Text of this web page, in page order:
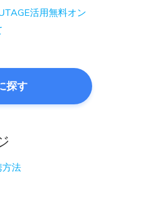
活用無料オン
探す
方法